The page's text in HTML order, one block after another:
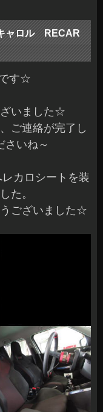
ャロル RECAR
す☆
いました☆
ご連絡が完了し
さいね～
カロシートを装
た。
ございました☆